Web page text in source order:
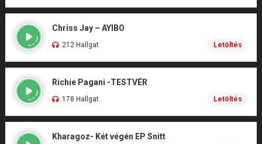
Chriss Jay – AYIBO
212 Hallgat Letöltés
Richie Pagani -TESTVÉR
178 Hallgat Letöltés
Kharagoz- Két végén EP Snitt